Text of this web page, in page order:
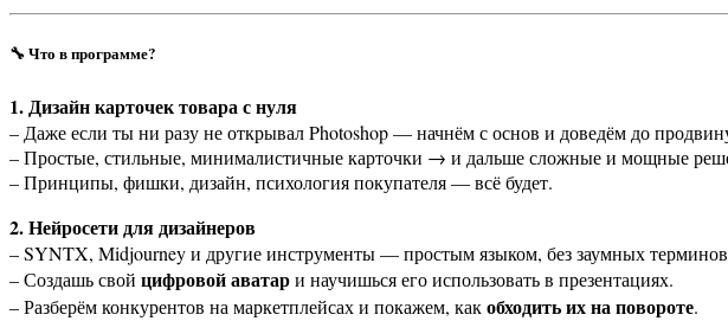
🔧Что в программе?
1. Дизайн карточек товара с нуля
– Даже если ты ни разу не открывал Photoshop — начнём с основ и доведём до
– Простые, стильные, минималистичные карточки → и дальше сложные и мощные
– Принципы, фишки, дизайн, психология покупателя — всё будет.
2. Нейросети для дизайнеров
– SYNTX, Midjourney и другие инструменты — простым языком, без заумных
– Создашь свой цифровой аватари научишься его использовать в презентациях.
– Разберём конкурентов на маркетплейсах и покажем, какобходить их на повороте.